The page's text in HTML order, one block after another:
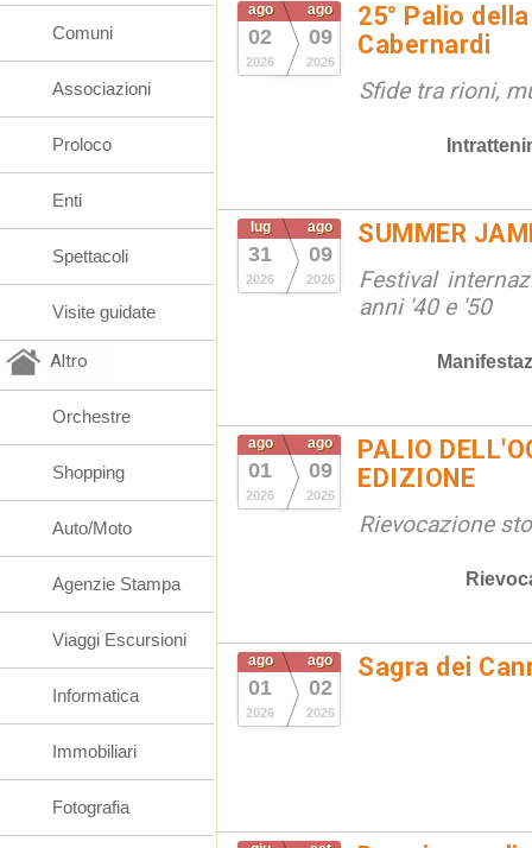
ago
02
2026
ago
09
2026
25° Palio
Cabernardi
Sfide tra rioni,
lug
31
2026
ago
09
2026
SUMMER
Festival
anni '40 e '50
ago
01
2026
ago
09
2026
PALIO
EDIZIONE
Rievocazione
ago
01
2026
ago
02
2026
Sagra dei
Comuni
Associazioni
Proloco
Enti
Spettacoli
Visite guidate
Altro
Orchestre
Shopping
Auto/Moto
Agenzie Stampa
Viaggi Escursioni
Informatica
Immobiliari
Fotografia